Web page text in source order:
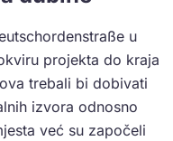
u
projekta do kraja
trebali bi dobivati
izvora odnosno
već su započeli